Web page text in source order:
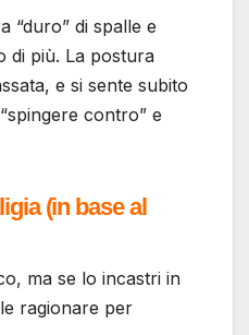
“duro” di spalle e
di più. La postura
e si sente subito
contro” e
(in base al
ma se lo incastri in
ragionare per